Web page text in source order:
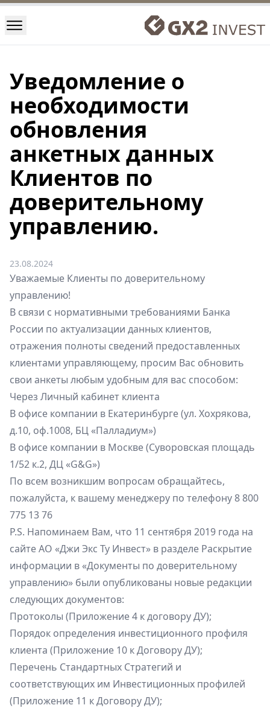
Уведомление о
необходимости
обновления
анкетных данных
Клиентов по
доверительному
управлению.
23.08.2024
Уважаемые Клиенты по доверительному
управлению!
В связи с нормативными требованиями Банка
России по актуализации данных клиентов,
отражения полноты сведений предоставленных
клиентами управляющему, просим Вас обновить
свои анкеты любым удобным для вас способом:
Через Личный кабинет клиента
В офисе компании в Екатеринбурге (ул. Хохрякова,
д.10, оф.1008, БЦ «Палладиум»)
В офисе компании в Москве (Суворовская площадь
1/52 к.2, ДЦ «G&G»)
По всем возникшим вопросам обращайтесь,
пожалуйста, к вашему менеджеру по телефону 8 800
775 13 76
P.S. Напоминаем Вам, что 11 сентября 2019 года на
сайте АО «Джи Экс Ту Инвест» в разделе Раскрытие
информации в «Документы по доверительному
управлению» были опубликованы новые редакции
следующих документов:
Протоколы (Приложение 4 к договору ДУ);
Порядок определения инвестиционного профиля
клиента (Приложение 10 к Договору ДУ);
Перечень Стандартных Стратегий и
соответствующих им Инвестиционных профилей
(Приложение 11 к Договору ДУ);